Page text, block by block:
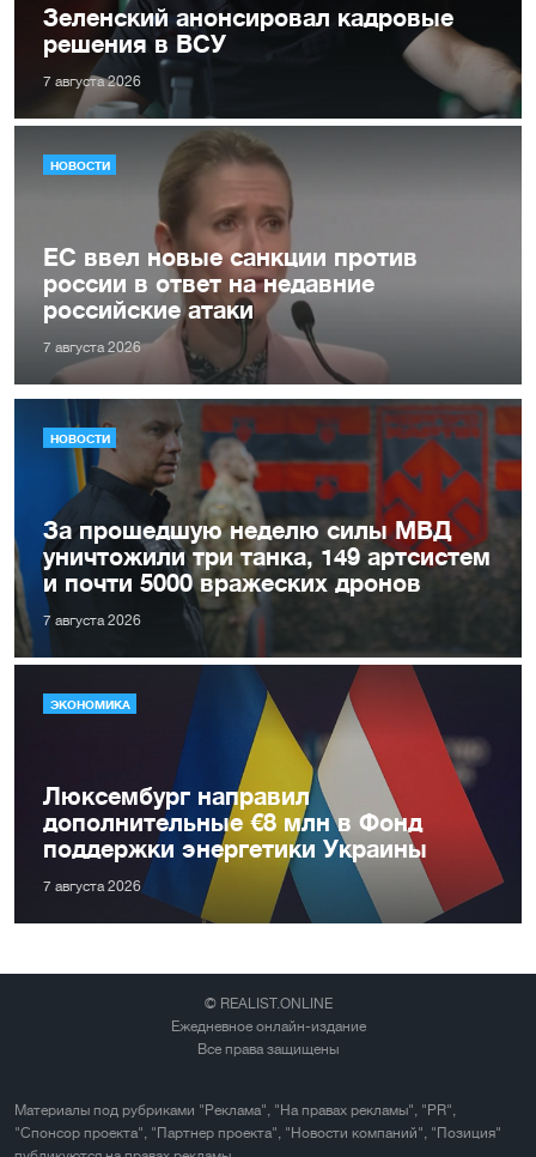
Зеленский анонсировал кадровые
решения в ВСУ
7 августа 2026
НОВОСТИ
ЕС ввел новые санкции против
россии в ответ на недавние
российские атаки
7 августа 2026
НОВОСТИ
За прошедшую неделю силы МВД
уничтожили три танка, 149 артсистем
и почти 5000 вражеских дронов
7 августа 2026
ЭКОНОМИКА
Люксембург направил
дополнительные €8 млн в Фонд
поддержки энергетики Украины
7 августа 2026
© REALIST.ONLINE
Ежедневное онлайн-издание
Все права защищены
Материалы под рубриками "Реклама", "На правах рекламы", "PR",
"Спонсор проекта", "Партнер проекта", "Новости компаний", "Позиция"